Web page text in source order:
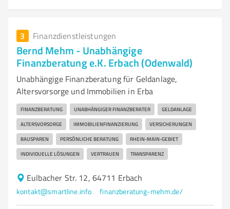
3 Finanzdienstleistungen
Bernd Mehm - Unabhängige
Finanzberatung e.K. Erbach (Odenwald)
Unabhängige Finanzberatung für Geldanlage,
Altersvorsorge und Immobilien in Erba
FINANZBERATUNG UNABHÄNGIGER FINANZBERATER GELDANLAGE
ALTERSVORSORGE IMMOBILIENFINANZIERUNG VERSICHERUNGEN
BAUSPAREN PERSÖNLICHE BERATUNG RHEIN-MAIN-GEBIET
INDIVIDUELLE LÖSUNGEN VERTRAUEN TRANSPARENZ
Eulbacher Str. 12, 64711 Erbach
kontakt@smartline.info finanzberatung-mehm.de/